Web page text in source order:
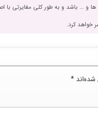
و ... باشد و به طور کلی مغایرتی با
خواهد کرد.
*